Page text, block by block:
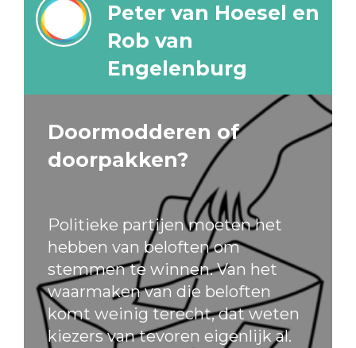
Peter van Hoesel en
Rob van
Engelenburg
Doormodderen of
doorpakken?
Politieke partijen moeten het
hebben van beloften om
stemmen te winnen. Van het
waarmaken van die beloften
komt weinig terecht, dat weten
kiezers van tevoren eigenlijk al.